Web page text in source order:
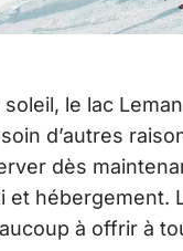
le lac
d’autres
dès
et hébergement.
à offrir à